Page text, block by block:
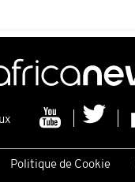
Politique de Cookie